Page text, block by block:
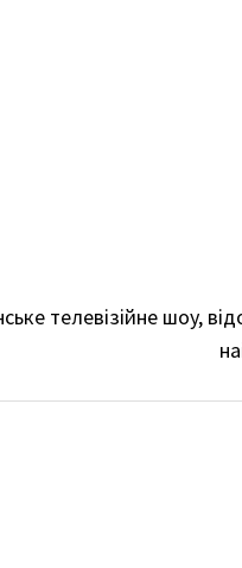
телевізійне шоу,